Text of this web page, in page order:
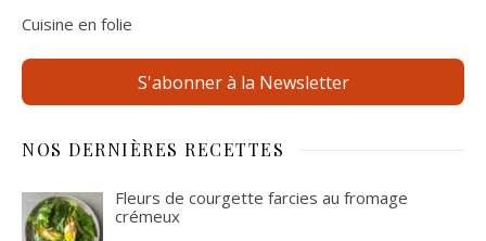
Cuisine en folie
S'abonner à la Newsletter
NOS DERNIÈRES RECETTES
Fleurs de courgette farcies au fromage
crémeux